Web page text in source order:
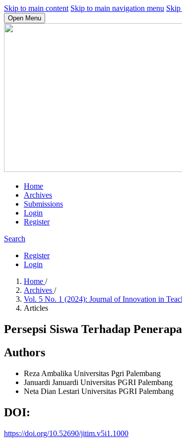
Skip to main content Skip to main navigation menu Skip
Open Menu
Home
Archives
Submissions
Login
Register
Search
Register
Login
Home /
Archives /
Vol. 5 No. 1 (2024): Journal of Innovation in
Articles
Persepsi Siswa Terhadap
Authors
Reza Ambalika Universitas Pgri Palembang
Januardi Januardi Universitas PGRI Palembang
Neta Dian Lestari Universitas PGRI Palembang
DOI:
https://doi.org/10.52690/jitim.v5i1.1000